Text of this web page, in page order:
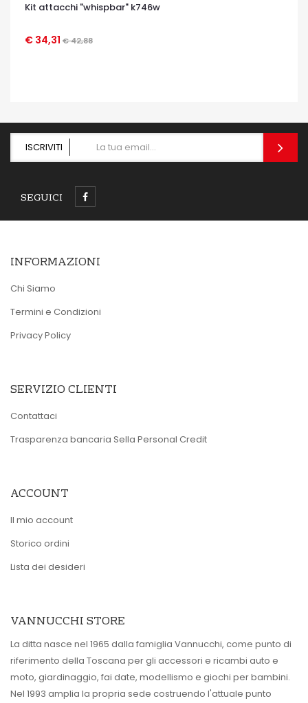
Kit attacchi "whispbar" k746w
€ 34,31 € 42,88
OCCHIATA VELOCE
ISCRIVITI
SEGUICI
INFORMAZIONI
Chi Siamo
Termini e Condizioni
Privacy Policy
SERVIZIO CLIENTI
Contattaci
Trasparenza bancaria Sella Personal Credit
ACCOUNT
Il mio account
Storico ordini
Lista dei desideri
VANNUCCHI STORE
La ditta nasce nel 1965 dalla famiglia Vannucchi, come punto di
riferimento della Toscana per gli accessori e ricambi auto e
moto, giardinaggio, fai date, modellismo e giochi per bambini.
Nel 1993 amplia la propria sede costruendo l'attuale punto